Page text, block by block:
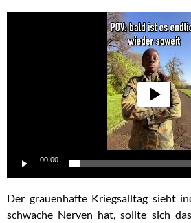
00:00
Der grauenhafte Kriegsalltag sieht
schwache Nerven hat, sollte sich